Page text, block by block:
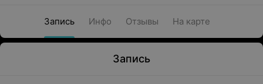
Запись Инфо Отзывы На карте
Запись